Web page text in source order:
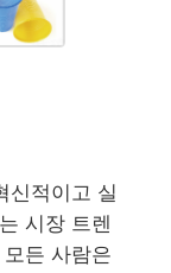
신적이고 실
시장 트렌
든 사람은